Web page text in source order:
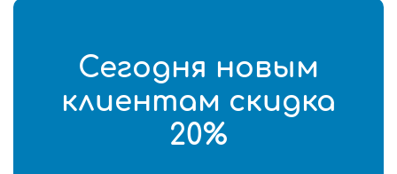
Сегодня новым
клиентам скидка
20%